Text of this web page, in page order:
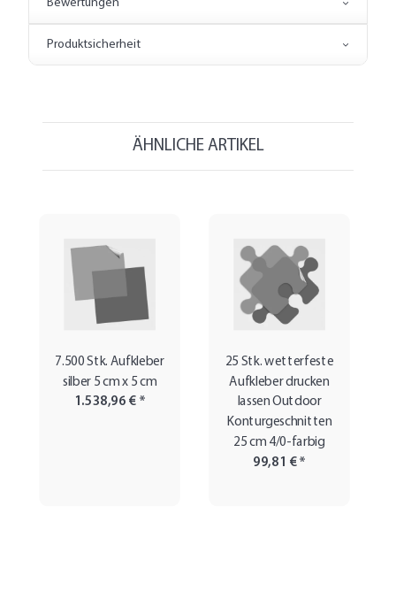
Bewertungen
Produktsicherheit
ÄHNLICHE ARTIKEL
7.500 Stk. Aufkleber
silber 5 cm x 5 cm
1.538,96 € *
25 Stk. wetterfeste
Aufkleber drucken
lassen Outdoor
Konturgeschnitten
25 cm 4/0-farbig
99,81 €*